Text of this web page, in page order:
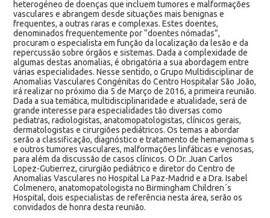
heterogéneo de doenças que incluem tumores e malformações
vasculares e abrangem desde situações mais benignas e
frequentes, a outras raras e complexas. Estes doentes,
denominados frequentemente por “doentes nómadas”,
procuram o especialista em função da localização da lesão e da
repercussão sobre órgãos e sistemas. Dada a complexidade de
algumas destas anomalias, é obrigatória a sua abordagem entre
várias especialidades. Nesse sentido, o Grupo Multidisciplinar de
Anomalias Vasculares Congénitas do Centro Hospitalar São João,
irá realizar no próximo dia 5 de Março de 2016, a primeira reunião.
Dada a sua temática, multidisciplinaridade e atualidade, será de
grande interesse para especialidades tão diversas como
pediatras, radiologistas, anatomopatologistas, clínicos gerais,
dermatologistas e cirurgiões pediátricos. Os temas a abordar
serão a classificação, diagnóstico e tratamento de hemangioma s
e outros tumores vasculares, malformações linfáticas e venosas,
para além da discussão de casos clínicos. O Dr. Juan Carlos
Lopez-Gutierrez, cirurgião pediátrico e diretor do Centro de
Anomalias Vasculares no Hospital La Paz-Madrid e a Dra. Isabel
Colmenero, anatomopatologista no Birmingham Children´s
Hospital, dois especialistas de referência nesta área, serão os
convidados de honra desta reunião.